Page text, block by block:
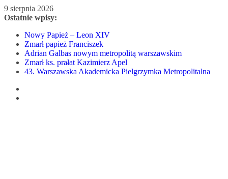
Przejdź
do
9 sierpnia 2026
Ostatnie wpisy:
Nowy Papież – Leon XIV
Zmarł papież Franciszek
Adrian Galbas nowym metropolitą warszawskim
Zmarł ks. prałat Kazimierz Apel
43. Warszawska Akademicka Pielgrzymka Metropolitalna